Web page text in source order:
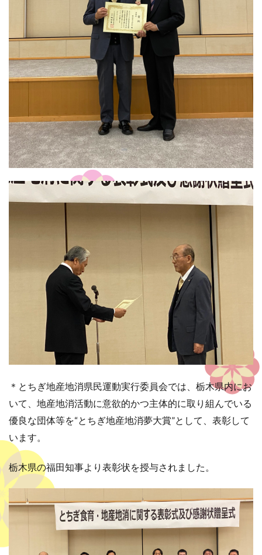
＊とちぎ地産地消県民運動実行委員会では、栃木県内にお
いて、地産地消活動に意欲的かつ主体的に取り組んでいる
優良な団体等を“とちぎ地産地消夢大賞”として、表彰して
います。
栃木県の福田知事より表彰状を授与されました。